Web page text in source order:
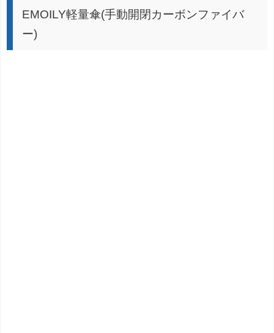
EMOILY軽量傘(手動開閉カーボンファイバ
ー)